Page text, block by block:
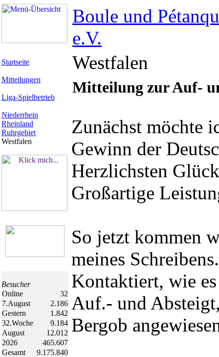
Startseite
Mitteilungen
Liga-Spielbetrieb
Niederrhein
Rheinland
Ruhrgebiet
Westfalen
Besucher
Online
32
7.August
2.186
Gestern
1.842
32.Woche
9.184
August
12.012
2026
465.607
Gesamt
9.175.840
Boule und
e.V.
Westfalen
Mitteilung zur Auf-
Zunächst möchte
Gewinn der
Herzlichsten
Großartige
So jetzt kommen
meines
Kontaktiert, wie es
Auf.- und
Bergob